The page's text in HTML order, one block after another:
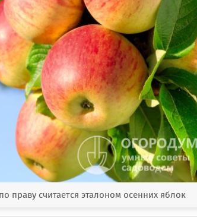
праву считается эталоном осенних яблок